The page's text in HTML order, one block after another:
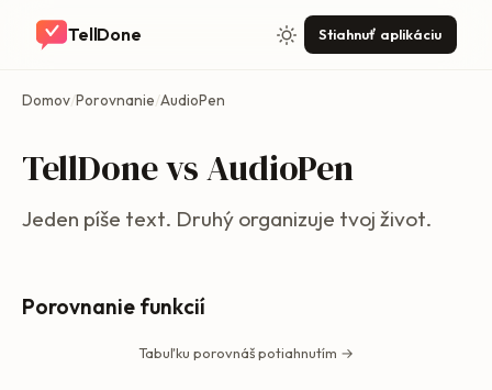
TellDone Stiahnuť aplikáciu
Domov/Porovnanie/AudioPen
TellDone vs AudioPen
Jeden píše text. Druhý organizuje tvoj život.
Porovnanie funkcií
Tabuľku porovnáš potiahnutím →